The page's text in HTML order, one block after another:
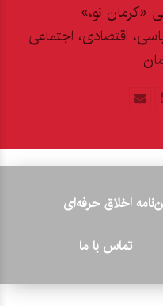
«کرمان نو،»
اقتصادی، اجتماعی
اخلاق حرفه‌ای
تماس با ما